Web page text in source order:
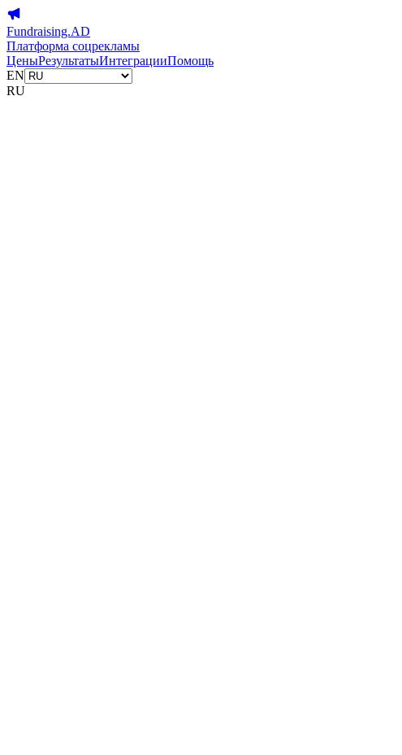
Fundraising.AD
Платформа соцрекламы
ЦеныРезультатыИнтеграцииПомощь
EN
RU